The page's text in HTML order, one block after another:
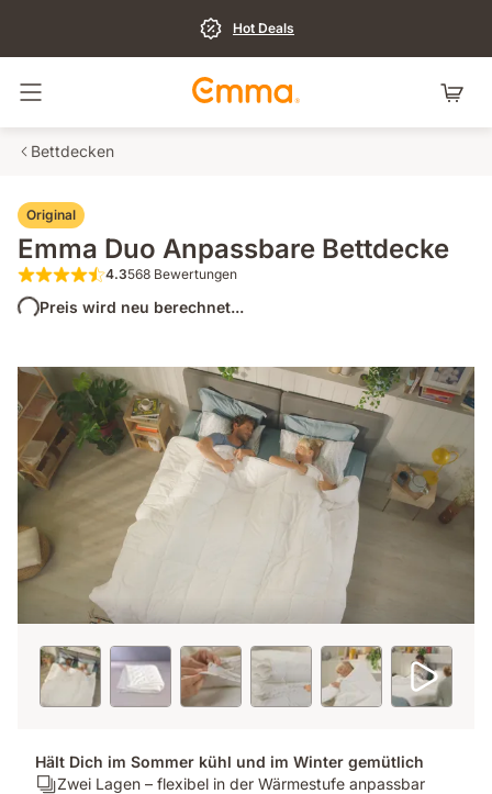
Hot Deals
Navigation umschalten
Bettdecken
Original
Emma Duo Anpassbare Bettdecke
4.3 von 5 Sternen 568 Bewertungen
4.3568 Bewertungen
Preis wird neu berechnet...
Hält Dich im Sommer kühl und im Winter gemütlich
Ergonomie/Zonen:
Zwei Lagen – flexibel in der Wärmestufe anpassbar